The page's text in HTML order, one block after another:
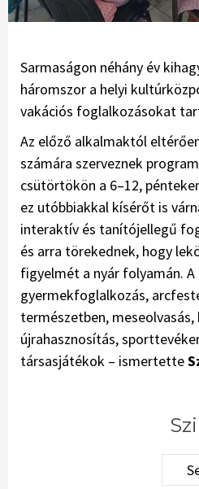
Sarmaságon néhány év
háromszor a helyi
vakációs foglalkozásokat
Az előző alkalmaktól
számára szerveznek
csütörtökön a 6–12,
ez utóbbiakkal kísérőt is
interaktív és tanítójellegű
és arra törekednek, hogy
figyelmét a nyár folyamán.
gyermekfoglalkozás,
természetben,
újrahasznosítás,
társasjátékok – ismertette